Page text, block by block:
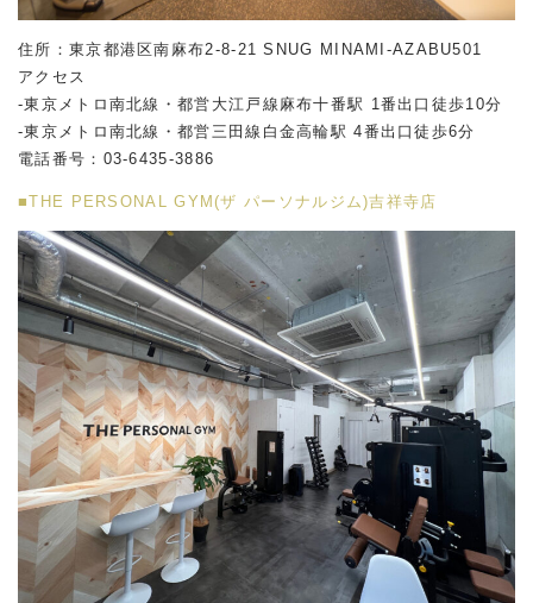
住所：東京都港区南麻布2-8-21 SNUG MINAMI-AZABU501
アクセス
-東京メトロ南北線・都営大江戸線麻布十番駅 1番出口徒歩10分
-東京メトロ南北線・都営三田線白金高輪駅 4番出口徒歩6分
電話番号： 03-6435-3886
■THE PERSONAL GYM(ザ パーソナルジム)吉祥寺店